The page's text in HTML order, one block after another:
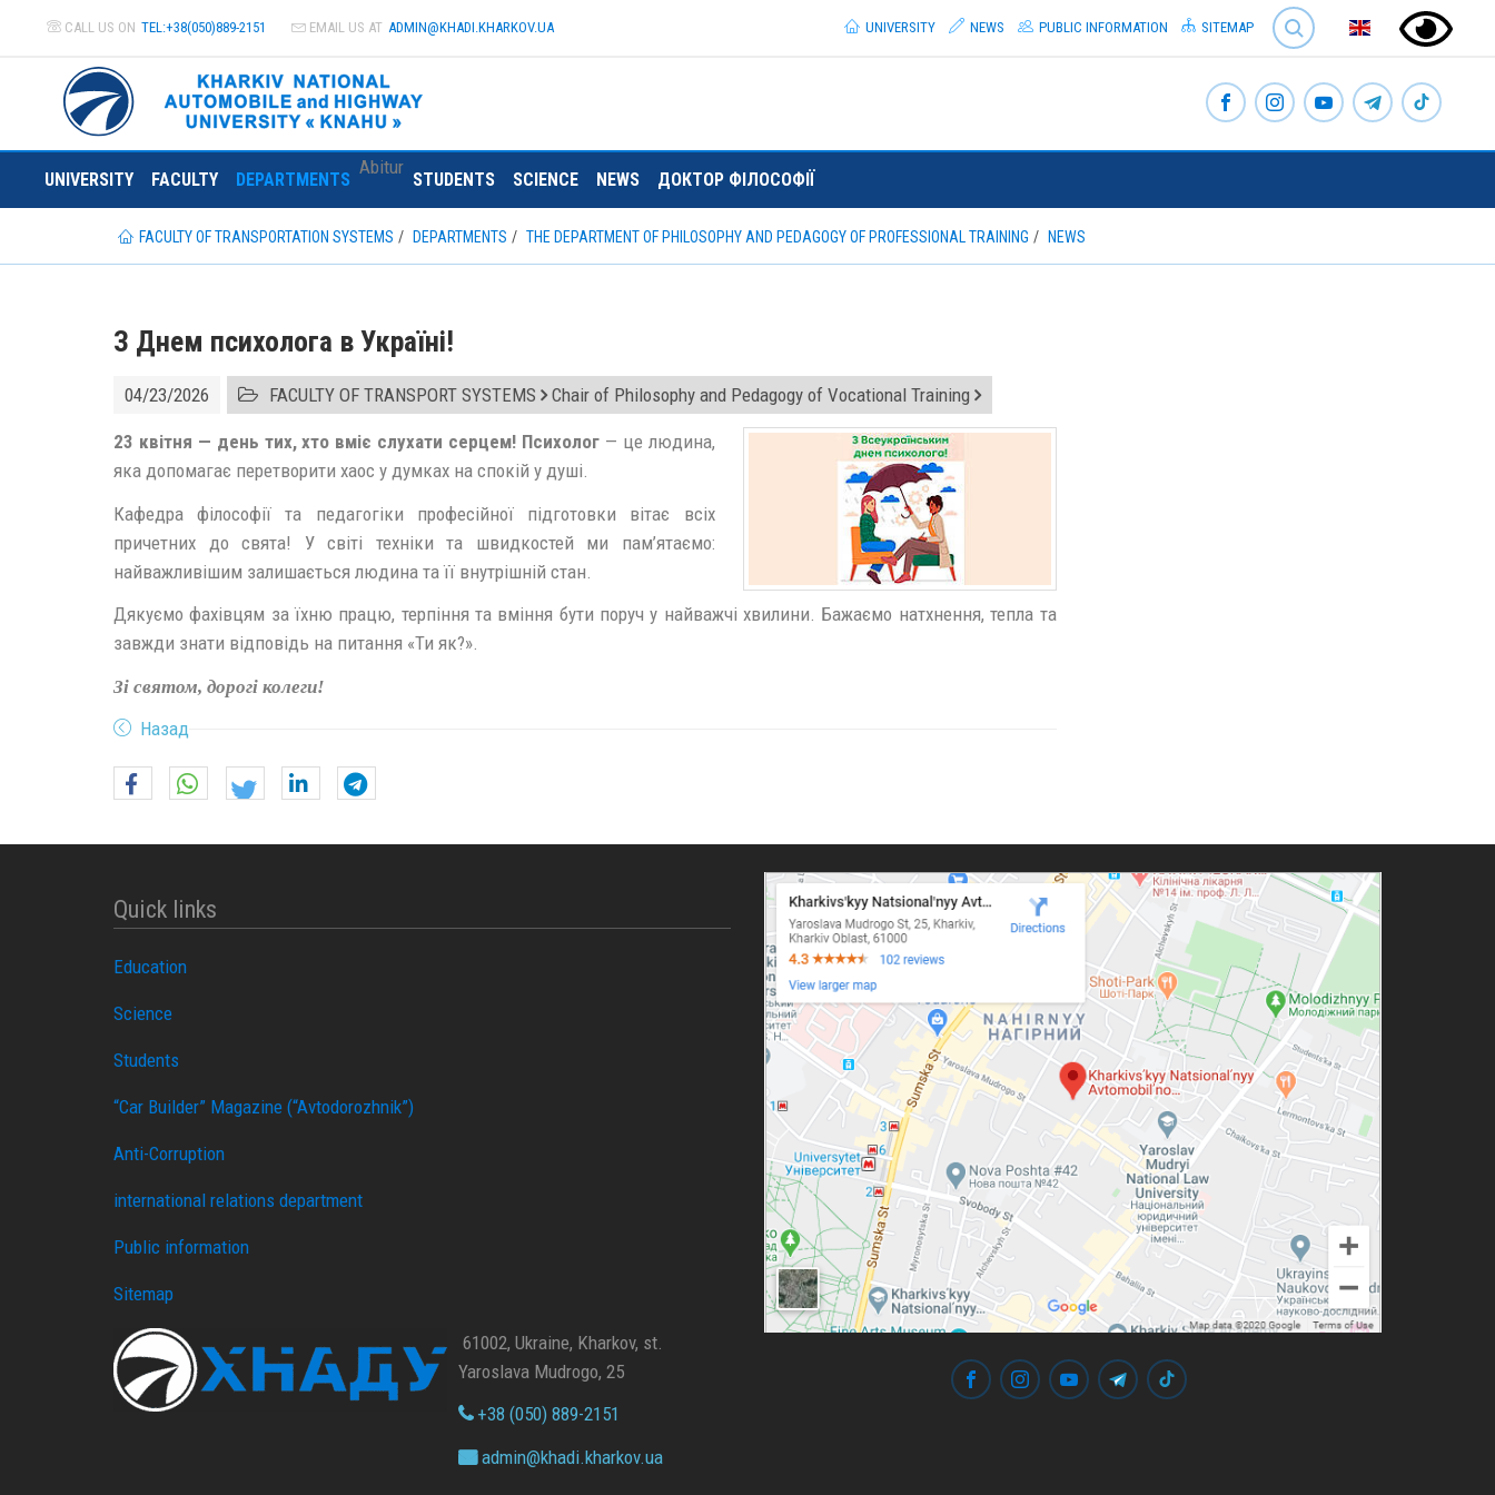
CALL US ON TEL:+38(050)889-2151 EMAIL US AT ADMIN@KHADI.KHARKOV.UA
SEARCH
UNIVERSITY
NEWS PUBLIC INFORMATION SITEMAP
UNIVERSITY FACULTY DEPARTMENTS
Abitur
STUDENTS SCIENCE NEWS ДОКТОР ФІЛОСОФІЇ
FACULTY OF TRANSPORTATION SYSTEMS DEPARTMENTS THE DEPARTMENT OF PHILOSOPHY AND PEDAGOGY OF PROFESSIONAL TRAINING NEWS
З Днем психолога в Україні!
04/23/2026 FACULTY OF TRANSPORT SYSTEMS Chair of Philosophy and Pedagogy of Vocational Training
23 квітня — день тих, хто вміє слухати серцем! Психолог— це людина,
яка допомагає перетворити хаос у думках на спокій у душі.
Кафедра філософії та педагогіки професійної підготовки вітає всіх
причетних до свята! У світі техніки та швидкостей ми пам’ятаємо:
найважливішим залишається людина та її внутрішній стан.
Дякуємо фахівцям за їхню працю, терпіння та вміння бути поруч у найважчі хвилини. Бажаємо натхнення, тепла та
завжди знати відповідь на питання «Ти як?».
Зі святом, дорогі колеги!
Назад
Quick links
Education
Science
Students
“Car Builder” Magazine (“Avtodorozhnik”)
Anti-Corruption
international relations department
Public information
Sitemap
61002, Ukraine, Kharkov, st.
Yaroslava Mudrogo, 25
+38 (050) 889-2151
admin@khadi.kharkov.ua